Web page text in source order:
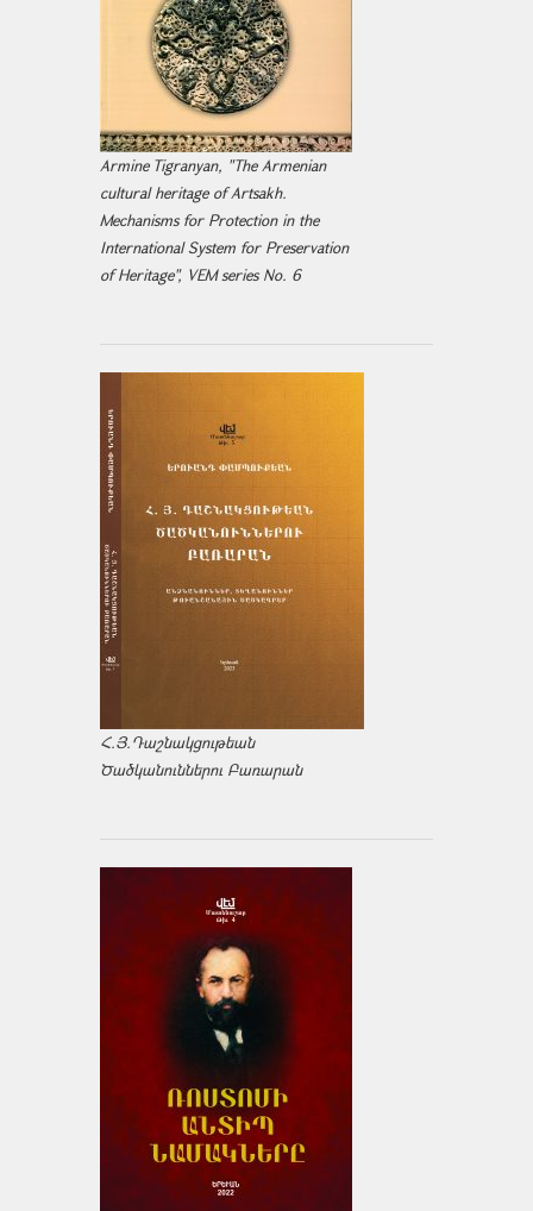
Armine Tigranyan, "The Armenian
cultural heritage of Artsakh.
Mechanisms for Protection in the
International System for Preservation
of Heritage", VEM series No. 6
Հ.Յ.Դաշնակցութեան
Ծածկանուններու Բառարան